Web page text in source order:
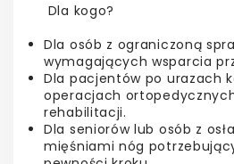
Dla kogo?
Dla osób z ograniczoną
wymagających wsparcia
Dla pacjentów po urazach
operacjach
rehabilitacji.
Dla seniorów lub osób z
mięśniami nóg